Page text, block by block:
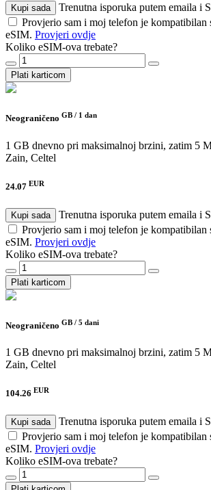
Kupi sada
Trenutna isporuka putem emaila i
Provjerio sam i moj telefon je kompatibilan
eSIM. Provjeri ovdje
Koliko eSIM-ova trebate?
Plati karticom
Neograničeno GB / 1 dan
1 GB dnevno pri maksimalnoj brzini, zatim 5
Zain, Celtel
24.07 EUR
Kupi sada
Trenutna isporuka putem emaila i
Provjerio sam i moj telefon je kompatibilan
eSIM. Provjeri ovdje
Koliko eSIM-ova trebate?
Plati karticom
Neograničeno GB / 5 dani
1 GB dnevno pri maksimalnoj brzini, zatim 5
Zain, Celtel
104.26 EUR
Kupi sada
Trenutna isporuka putem emaila i
Provjerio sam i moj telefon je kompatibilan
eSIM. Provjeri ovdje
Koliko eSIM-ova trebate?